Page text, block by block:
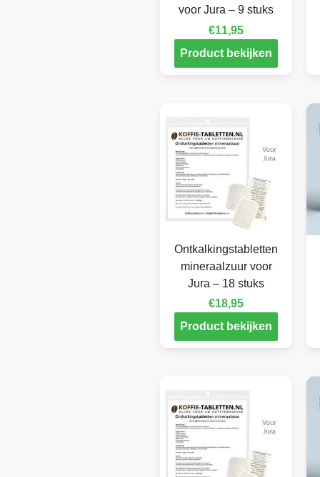
voor Jura – 9 stuks
€11,95
Product bekijken
Ontkalkingstabletten
mineraalzuur voor
Jura – 18 stuks
€18,95
Product bekijken